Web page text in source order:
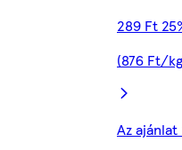
289 Ft
(876 Ft/
Az